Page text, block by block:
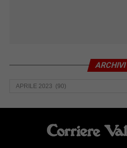
ARCHIVI
Archivi